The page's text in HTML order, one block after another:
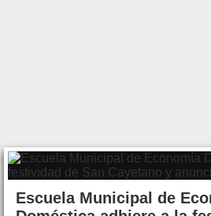
Escuela Municipal de